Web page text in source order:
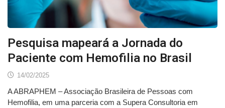
Pesquisa mapeará a Jornada do
Paciente com Hemofilia no Brasil
14/02/2025
A ABRAPHEM – Associação Brasileira de Pessoas com
Hemofilia, em uma parceria com a Supera Consultoria em